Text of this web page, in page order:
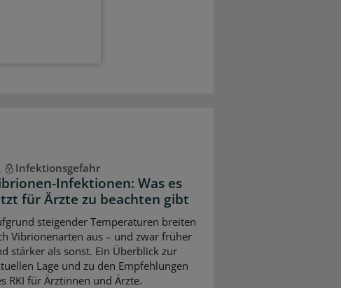
Infektionsgefahr
Infektionen: Was es
für Ärzte zu beachten gibt
steigender Temperaturen breiten
Vibrionenarten aus – und zwar früher
stärker als sonst. Ein Überblick zur
Lage und zu den Empfehlungen
RKI für Ärztinnen und Ärzte.